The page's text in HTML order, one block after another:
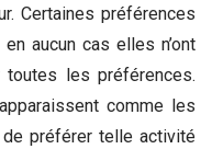
Certaines préférences
aucun cas elles n’ont
les préférences.
comme les
préférer telle activité